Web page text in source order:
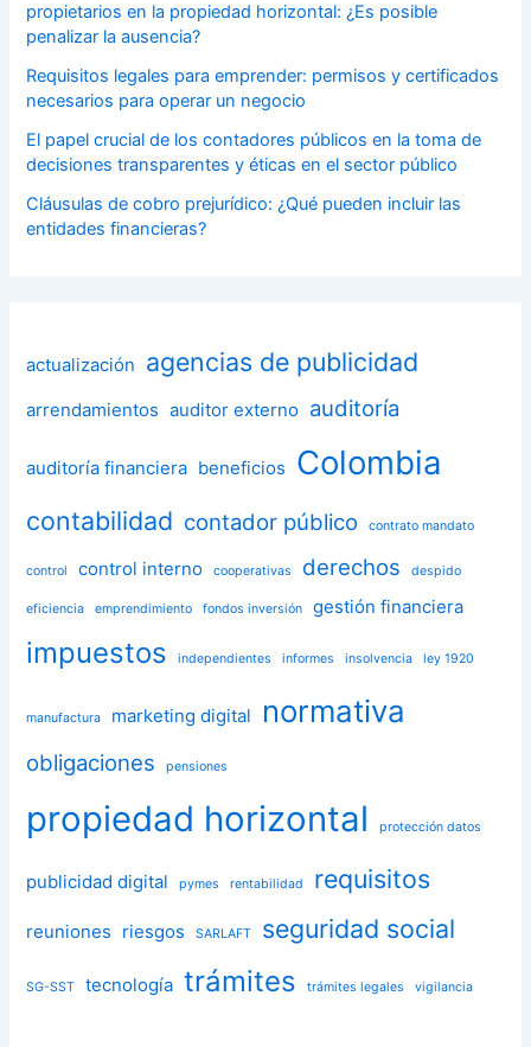
propietarios en la propiedad horizontal: ¿Es posible
penalizar la ausencia?
Requisitos legales para emprender: permisos y certificados
necesarios para operar un negocio
El papel crucial de los contadores públicos en la toma de
decisiones transparentes y éticas en el sector público
Cláusulas de cobro prejurídico: ¿Qué pueden incluir las
entidades financieras?
actualización agencias de publicidad
arrendamientos auditor externo auditoría
auditoría financiera beneficios Colombia
contabilidad contador público contrato mandato
control control interno cooperativas derechos despido
eficiencia emprendimiento fondos inversión gestión financiera
impuestos independientes informes insolvencia ley 1920
manufactura marketing digital normativa
obligaciones pensiones
propiedad horizontal protección datos
publicidad digital pymes rentabilidad requisitos
reuniones riesgos SARLAFT seguridad social
SG-SST tecnología trámites trámites legales vigilancia